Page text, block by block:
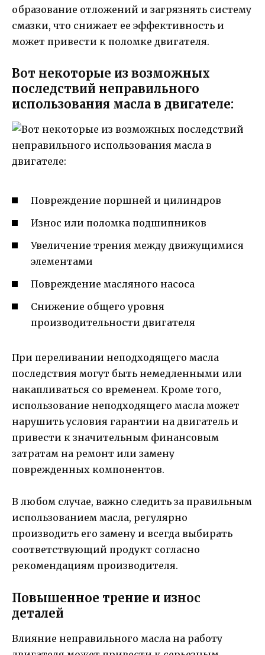
образование отложений и загрязнять систему
смазки, что снижает ее эффективность и
может привести к поломке двигателя.
Вот некоторые из возможных
последствий неправильного
использования масла в двигателе:
Повреждение поршней и цилиндров
Износ или поломка подшипников
Увеличение трения между движущимися
элементами
Повреждение масляного насоса
Снижение общего уровня
производительности двигателя
При переливании неподходящего масла
последствия могут быть немедленными или
накапливаться со временем. Кроме того,
использование неподходящего масла может
нарушить условия гарантии на двигатель и
привести к значительным финансовым
затратам на ремонт или замену
поврежденных компонентов.
В любом случае, важно следить за правильным
использованием масла, регулярно
производить его замену и всегда выбирать
соответствующий продукт согласно
рекомендациям производителя.
Повышенное трение и износ
деталей
Влияние неправильного масла на работу